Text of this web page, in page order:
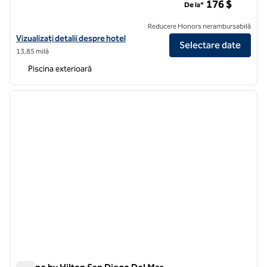
Vizualizați detaliile hotelului pentru Hilton San Diego/Del Mar
Vizualizați detalii despre hotel
13,85 milă
De la* 176 $
Reducere Honors nerambursabilă
Selectare date
Piscina exterioară
1 din 7